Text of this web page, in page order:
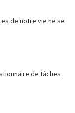
de notre vie ne se
de tâches